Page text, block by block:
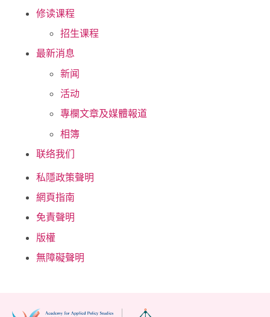
修读课程
招生课程
最新消息
新闻
活动
專欄文章及媒體報道
相簿
联络我们
私隱政策聲明
網頁指南
免責聲明
版權
無障礙聲明